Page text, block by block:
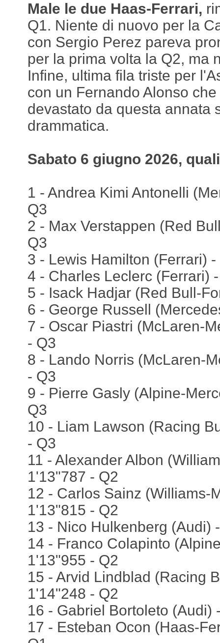
Male le due Haas-Ferrari,
Q1. Niente di nuovo per la
con Sergio Perez pareva
per la prima volta la Q2, ma
Infine, ultima fila triste per
con un Fernando Alonso
devastato da questa annata
drammatica.
Sabato 6 giugno 2026,
1 - Andrea Kimi Antonelli
Q3
2 - Max Verstappen (Red
Q3
3 - Lewis Hamilton (Ferrari)
4 - Charles Leclerc (Ferrari)
5 - Isack Hadjar (Red Bull-
6 - George Russell
7 - Oscar Piastri (McLaren-
- Q3
8 - Lando Norris (McLaren-
- Q3
9 - Pierre Gasly (Alpine-
Q3
10 - Liam Lawson (Racing
- Q3
11 - Alexander Albon
1'13"787 - Q2
12 - Carlos Sainz (Williams-
1'13"815 - Q2
13 - Nico Hulkenberg (Audi)
14 - Franco Colapinto
1'13"955 - Q2
15 - Arvid Lindblad (Racing
1'14"248 - Q2
16 - Gabriel Bortoleto (Audi)
17 - Esteban Ocon (Haas-